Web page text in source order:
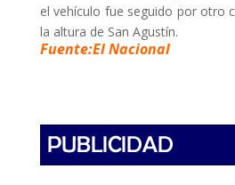
el vehículo fue seguido por otro
la altura de San Agustín.
Fuente:El Nacional